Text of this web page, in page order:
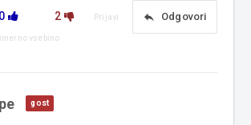
0 2 reply Odgovori
Prijavi
vsebino
gost